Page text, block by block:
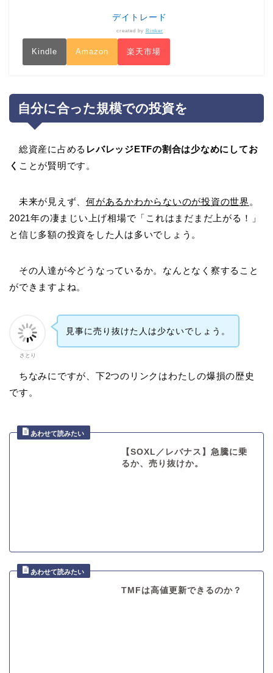
デイトレード
created by Rinker
Kindle Amazon 楽天市場
自分に合った規模での投資を
総資産に占める レバレッジETFの割合は少なめにしてお
く ことが賢明です。
未来が見えず、何があるかわからないのが投資の世界 。
2021年の凄まじい上げ相場で「これはまだまだ上がる！」
と信じ多額の投資をした人は多いでしょう。
その人達が今どうなっているか。なんとなく察すること
ができますよね。
さとり
見事に売り抜けた人は少ないでしょう。
ちなみにですが、下2つのリンクはわたしの爆損の歴史
です。
【SOXL／レバナス】急騰に乗
るか、売り抜けか。
TMFは高値更新できるのか？